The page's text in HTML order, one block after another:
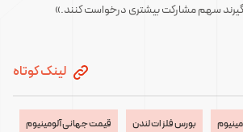
سهم مشارکت بیشتری درخواست کنند.»
لینک کوتاه
بورس فلزات لندن قیمت جهانی آلومینیوم